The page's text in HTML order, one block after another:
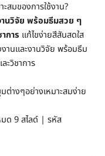
สมของการใช้งาน?
านวิจัย พร้อมธีมสวย ๆ
การ แก้ไขง่ายสีสันสดใส
งานและงานวิจัย พร้อมธีม
ะวิชาการ
างๆอย่างเหมาะสมง่าย
ด 9 สไลด์ | รหัส